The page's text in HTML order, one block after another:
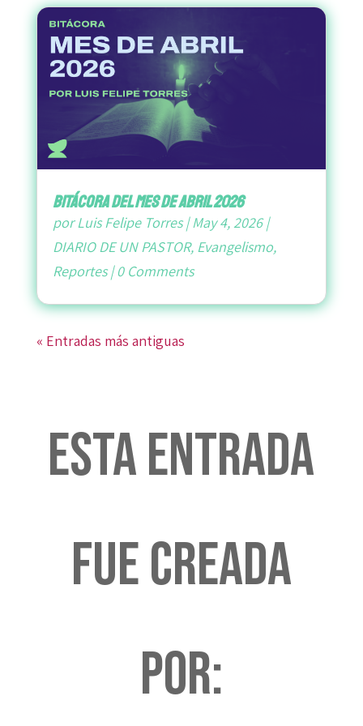
bitácora del mes de abril 2026
porLuis Felipe Torres|May 4, 2026|
DIARIO DE UN PASTOR, Evangelismo,
Reportes|0 Comments
« Entradas más antiguas
Esta entrada
fue creada
por: